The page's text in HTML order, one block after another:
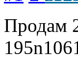
Продам